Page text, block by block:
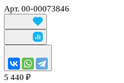
Арт. 00-00073846
5 440 ₽